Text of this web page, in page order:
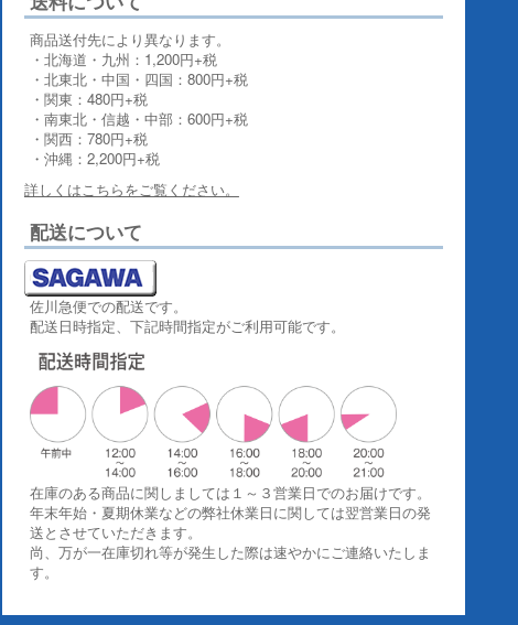
商品送付先により異なります。
・北海道・九州：1,200円+税
・北東北・中国・四国：800円+税
・関東：480円+税
・南東北・信越・中部：600円+税
・関西：780円+税
・沖縄：2,200円+税
詳しくはこちらをご覧ください。
配送について
佐川急便での配送です。
配送日時指定、下記時間指定がご利用可能です。
在庫のある商品に関しましては１～３営業日でのお届けです。
年末年始・夏期休業などの弊社休業日に関しては翌営業日の発
送とさせていただきます。
尚、万が一在庫切れ等が発生した際は速やかにご連絡いたしま
す。